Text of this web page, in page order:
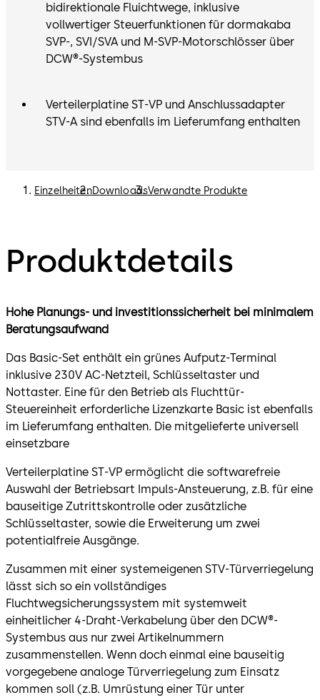
bidirektionale Fluichtwege, inklusive
vollwertiger Steuerfunktionen für dormakaba
SVP-, SVI/SVA und M-SVP-Motorschlösser über
DCW®-Systembus
Verteilerplatine ST-VP und Anschlussadapter
STV-A sind ebenfalls im Lieferumfang enthalten
EinzelheitenDownloadsVerwandte Produkte
Produktdetails
Hohe Planungs- und investitionssicherheit bei minimalem
Beratungsaufwand
Das Basic-Set enthält ein grünes Aufputz-Terminal
inklusive 230V AC-Netzteil, Schlüsseltaster und
Nottaster. Eine für den Betrieb als Fluchttür-
Steuereinheit erforderliche Lizenzkarte Basic ist ebenfalls
im Lieferumfang enthalten. Die mitgelieferte universell
einsetzbare
Verteilerplatine ST-VP ermöglicht die softwarefreie
Auswahl der Betriebsart Impuls-Ansteuerung, z.B. für eine
bauseitige Zutrittskontrolle oder zusätzliche
Schlüsseltaster, sowie die Erweiterung um zwei
potentialfreie Ausgänge.
Zusammen mit einer systemeigenen STV-Türverriegelung
lässt sich so ein vollständiges
Fluchtwegsicherungssystem mit systemweit
einheitlicher 4-Draht-Verkabelung über den DCW®-
Systembus aus nur zwei Artikelnummern
zusammenstellen. Wenn doch einmal eine bauseitig
vorgegebene analoge Türverriegelung zum Einsatz
kommen soll (z.B. Umrüstung einer Tür unter